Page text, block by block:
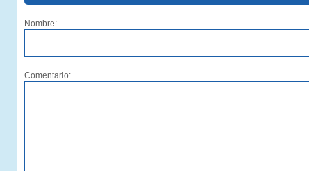
Nombre:
Comentario: